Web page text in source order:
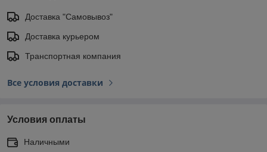
Доставка "Самовывоз"
Доставка курьером
Транспортная компания
Все условия доставки
Условия оплаты
Наличными